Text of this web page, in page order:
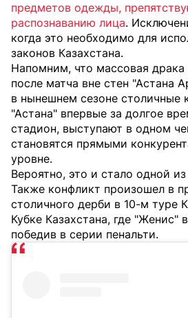
предметов одежды,
распознаванию лица.
когда это необходимо для
законов Казахстана.
Напомним, что массовая драка
после матча вне стен "Астана
в нынешнем сезоне
"Астана" впервые за долгое
стадион, выступают в одном
становятся прямыми
уровне.
Вероятно, это и стало одной
Также конфликт произошел в
столичного дерби в 10-м туре
Кубке Казахстана, где "Женис"
победив в серии пенальти.